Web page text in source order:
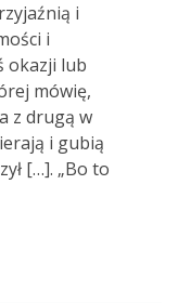
i
i
okazji lub
mówię,
z drugą w
i gubią
[…]. „Bo to